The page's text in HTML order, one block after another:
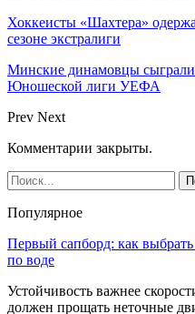
Хоккеисты «Шахтера»
сезоне экстралиги
Минские динамовцы
Юношеской лиги УЕФА
Prev Next
Комментарии закрыты.
Популярное
Первый сапборд: как
по воде
Устойчивость важнее
должен прощать неточные